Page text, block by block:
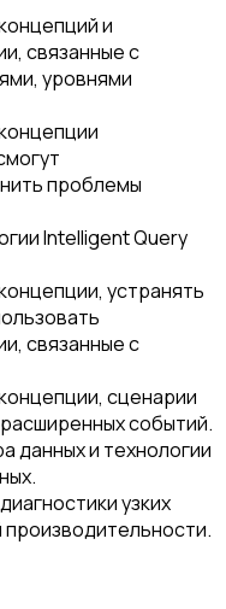
и
связанные с
уровнями
проблемы
Intelligent Query
устранять
связанные с
сценарии
событий.
данных и технологии
узких